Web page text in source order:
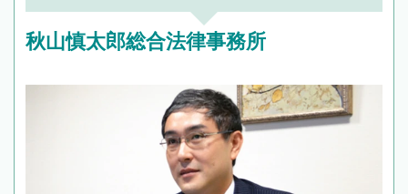
秋山慎太郎総合法律事務所